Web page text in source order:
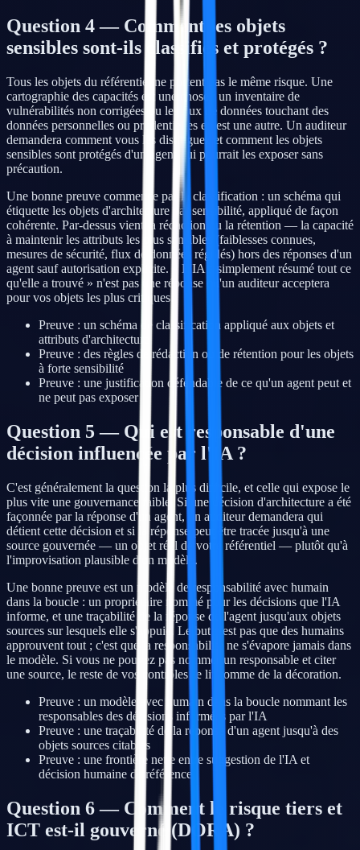
Question 4 — Comment les objets
sensibles sont-ils classifiés et protégés ?
Tous les objets du référentiel ne portent pas le même risque. Une
cartographie des capacités est une chose ; un inventaire de
vulnérabilités non corrigées ou les flux de données touchant des
données personnelles ou prudentielles en est une autre. Un auditeur
demandera comment vous les distinguez et comment les objets
sensibles sont protégés d'un agent qui pourrait les exposer sans
précaution.
Une bonne preuve commence par la classification : un schéma qui
étiquette les objets d'architecture par sensibilité, appliqué de façon
cohérente. Par-dessus vient la rédaction ou la rétention — la capacité
à maintenir les attributs les plus sensibles (faiblesses connues,
mesures de sécurité, flux de données régulés) hors des réponses d'un
agent sauf autorisation explicite. « L'IA a simplement résumé tout ce
qu'elle a trouvé » n'est pas une réponse qu'un auditeur acceptera
pour vos objets les plus critiques.
Preuve : un schéma de classification appliqué aux objets et
attributs d'architecture
Preuve : des règles de rédaction ou de rétention pour les objets
à forte sensibilité
Preuve : une justification défendable de ce qu'un agent peut et
ne peut pas exposer
Question 5 — Qui est responsable d'une
décision influencée par l'IA ?
C'est généralement la question la plus difficile, et celle qui expose le
plus vite une gouvernance faible. Si une décision d'architecture a été
façonnée par la réponse d'un agent, un auditeur demandera qui
détient cette décision et si la réponse peut être tracée jusqu'à une
source gouvernée — un objet réel de votre référentiel — plutôt qu'à
l'improvisation plausible d'un modèle.
Une bonne preuve est un modèle de responsabilité avec humain
dans la boucle : un propriétaire nommé pour les décisions que l'IA
informe, et une traçabilité de la réponse de l'agent jusqu'aux objets
sources sur lesquels elle s'appuie. Le but n'est pas que des humains
approuvent tout ; c'est que la responsabilité ne s'évapore jamais dans
le modèle. Si vous ne pouvez pas nommer un responsable et citer
une source, le reste de vos contrôles se lit comme de la décoration.
Preuve : un modèle avec humain dans la boucle nommant les
responsables des décisions informées par l'IA
Preuve : une traçabilité de la réponse d'un agent jusqu'à des
objets sources citables
Preuve : une frontière nette entre suggestion de l'IA et
décision humaine de référence
Question 6 — Comment le risque tiers et
ICT est-il gouverné (DORA) ?